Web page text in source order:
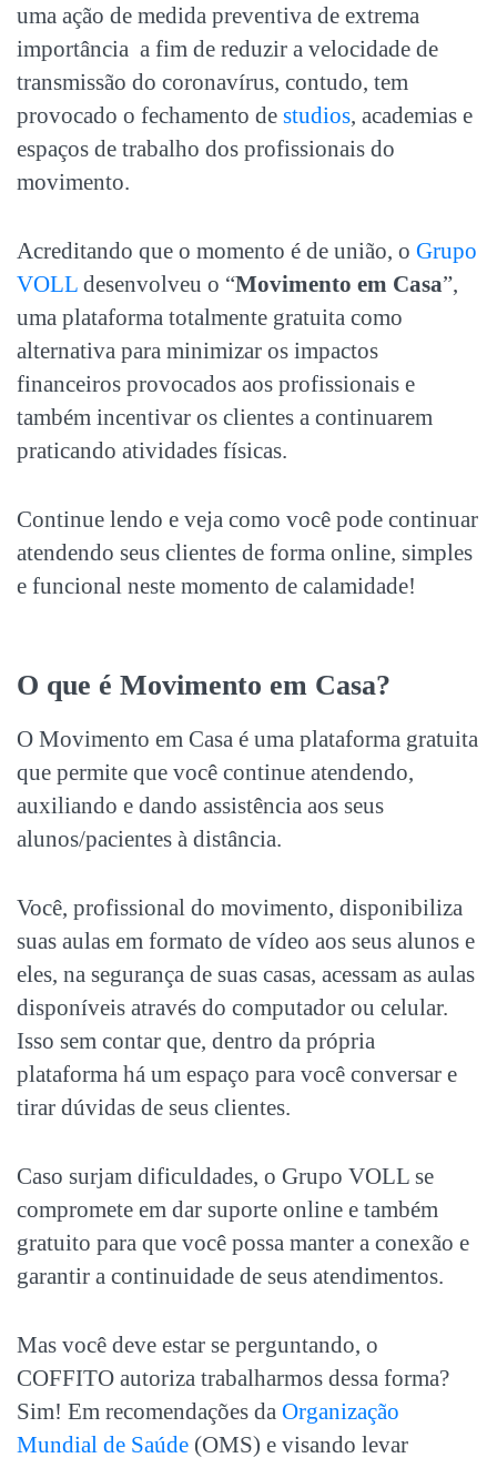
uma ação de medida preventiva de extrema
importância a fim de reduzir a velocidade de
transmissão do coronavírus, contudo, tem
provocado o fechamento de studios, academias e
espaços de trabalho dos profissionais do
movimento.
Acreditando que o momento é de união, o Grupo
VOLL desenvolveu o “Movimento em Casa”,
uma plataforma totalmente gratuita como
alternativa para minimizar os impactos
financeiros provocados aos profissionais e
também incentivar os clientes a continuarem
praticando atividades físicas.
Continue lendo e veja como você pode continuar
atendendo seus clientes de forma online, simples
e funcional neste momento de calamidade!
O que é Movimento em Casa?
O Movimento em Casa é uma plataforma gratuita
que permite que você continue atendendo,
auxiliando e dando assistência aos seus
alunos/pacientes à distância.
Você, profissional do movimento, disponibiliza
suas aulas em formato de vídeo aos seus alunos e
eles, na segurança de suas casas, acessam as aulas
disponíveis através do computador ou celular.
Isso sem contar que, dentro da própria
plataforma há um espaço para você conversar e
tirar dúvidas de seus clientes.
Caso surjam dificuldades, o Grupo VOLL se
compromete em dar suporte online e também
gratuito para que você possa manter a conexão e
garantir a continuidade de seus atendimentos.
Mas você deve estar se perguntando, o
COFFITO autoriza trabalharmos dessa forma?
Sim! Em recomendações da Organização
Mundial de Saúde (OMS) e visando levar